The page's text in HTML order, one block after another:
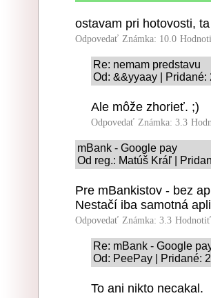
ostavam pri hotovosti,
Odpovedať Známka: 10.0
Re: nemam predstavu
Od: &&yyaay | Pridané:
Ale môže zhorieť. ;)
Odpovedať Známka: 3.3
mBank - Google pay
Od reg.: Matúš Kráľ |
Pre mBankistov - bez
Nestačí iba samotná
Odpovedať Známka: 3.3
Re: mBank - Google
Od: PeePay | Pridané:
To ani nikto necakal.